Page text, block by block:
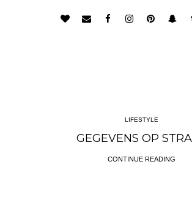
LIFESTYLE
GEGEVENS OP
CONTINUE READING